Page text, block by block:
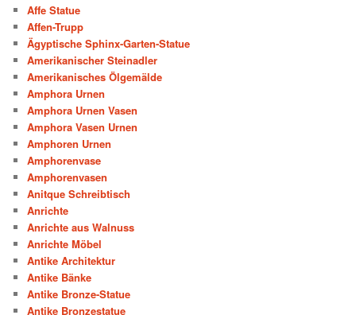
Affe Statue
Affen-Trupp
Ägyptische Sphinx-Garten-Statue
Amerikanischer Steinadler
Amerikanisches Ölgemälde
Amphora Urnen
Amphora Urnen Vasen
Amphora Vasen Urnen
Amphoren Urnen
Amphorenvase
Amphorenvasen
Anitque Schreibtisch
Anrichte
Anrichte aus Walnuss
Anrichte Möbel
Antike Architektur
Antike Bänke
Antike Bronze-Statue
Antike Bronzestatue